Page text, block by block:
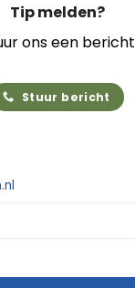
Tip melden?
ons een bericht
Stuur bericht